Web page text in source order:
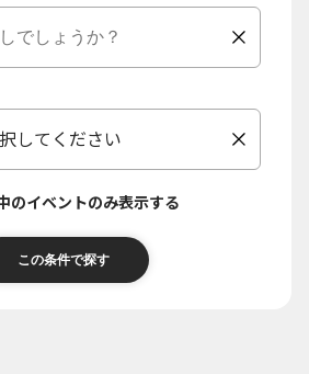
してください
のイベントのみ表示する